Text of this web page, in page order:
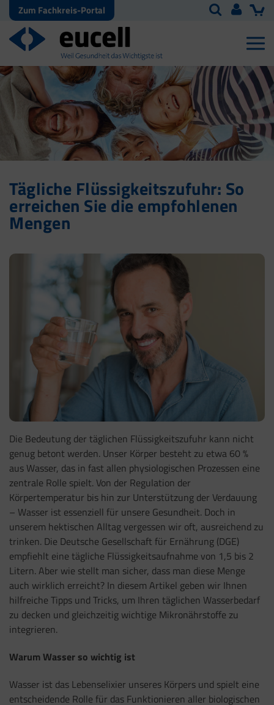
Zum Fachkreis-Portal
Tägliche Flüssigkeitszufuhr: So
erreichen Sie die empfohlenen
Mengen
Die Bedeutung der täglichen Flüssigkeitszufuhr kann nicht
genug betont werden. Unser Körper besteht zu etwa 60 %
aus Wasser, das in fast allen physiologischen Prozessen eine
zentrale Rolle spielt. Von der Regulation der
Körpertemperatur bis hin zur Unterstützung der Verdauung
– Wasser ist essenziell für unsere Gesundheit. Doch in
unserem hektischen Alltag vergessen wir oft, ausreichend zu
trinken. Die Deutsche Gesellschaft für Ernährung (DGE)
empfiehlt eine tägliche Flüssigkeitsaufnahme von 1,5 bis 2
Litern. Aber wie stellt man sicher, dass man diese Menge
auch wirklich erreicht? In diesem Artikel geben wir Ihnen
hilfreiche Tipps und Tricks, um Ihren täglichen Wasserbedarf
zu decken und gleichzeitig wichtige Mikronährstoffe zu
integrieren.
Warum Wasser so wichtig ist
Wasser ist das Lebenselixier unseres Körpers und spielt eine
entscheidende Rolle für das Funktionieren aller biologischen